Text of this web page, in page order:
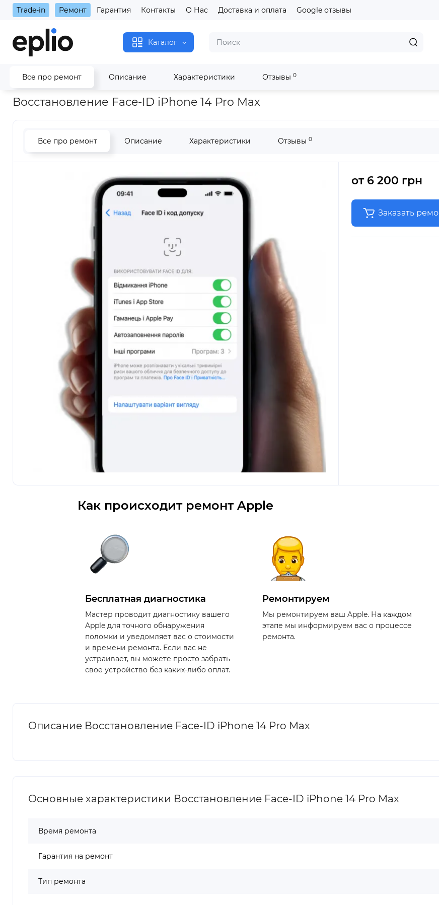
Trade-in Ремонт Гарантия Контакты О Нас Доставка и оплата Google отзывы
Каталог
Все про ремонт Описание Характеристики Отзывы 0
Главная Восстановление Face-ID iPhone 14 Pro Max
Восстановление Face-ID iPhone 14 Pro Max
Все про ремонт Описание Характеристики Отзывы 0
от 6 200 грн
Заказать
Как происходит ремонт Apple
Бесплатная диагностика
Мастер проводит диагностику вашего
Apple для точного обнаружения
поломки и уведомляет вас о стоимости
и времени ремонта. Если вас не
устраивает, вы можете просто забрать
свое устройство без каких-либо оплат.
Ремонтируем
Мы ремонтируем ваш Apple. На каждом
этапе мы информируем вас о процессе
ремонта.
Описание Восстановление Face-ID iPhone 14 Pro Max
Основные характеристики Восстановление Face-ID iPhone 14 Pro Max
Время ремонта
Гарантия на ремонт
Тип ремонта